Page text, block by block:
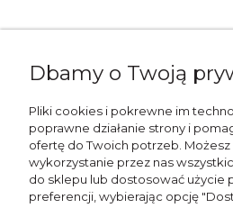
+48 785
ESTERA
Dbamy o Twoją
Pliki cookies i pokrewne im
poprawne działanie strony i
ofertę do Twoich potrzeb.
wykorzystanie przez nas
do sklepu lub dostosować użycie
preferencji, wybierając opcję